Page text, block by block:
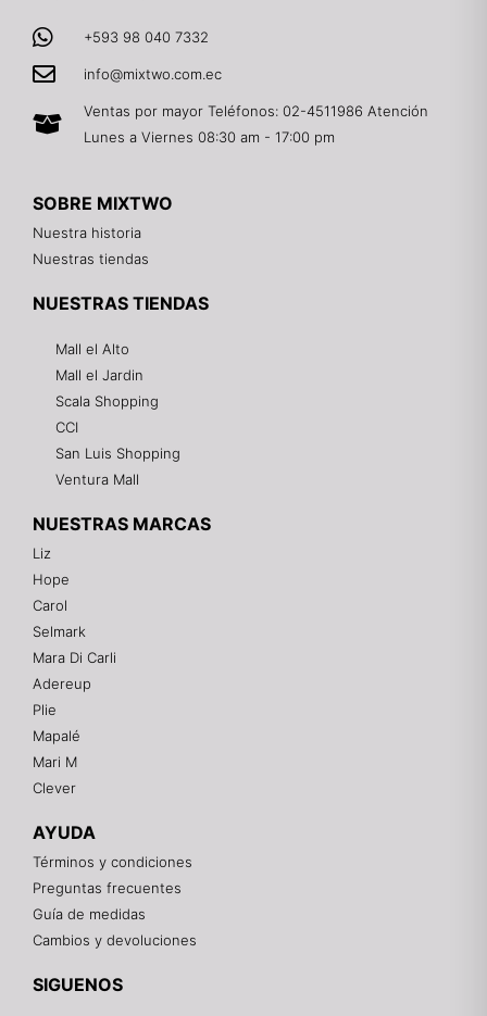
+593 98 040 7332
info@mixtwo.com.ec
Ventas por mayor Teléfonos: 02-4511986 Atención
Lunes a Viernes 08:30 am - 17:00 pm
SOBRE MIXTWO
Nuestra historia
Nuestras tiendas
NUESTRAS TIENDAS
Mall el Alto
Mall el Jardin
Scala Shopping
CCI
San Luis Shopping
Ventura Mall
NUESTRAS MARCAS
Liz
Hope
Carol
Selmark
Mara Di Carli
Adereup
Plie
Mapalé
Mari M
Clever
AYUDA
Términos y condiciones
Preguntas frecuentes
Guía de medidas
Cambios y devoluciones
SIGUENOS
¡Hola! 👋
Gracias por visitarnos. Te asesoramos
personalmente con tu compra: tallas, envíos y
pagos.
Recuerda: 10% de descuento en tu primera compra
Contáctanos por el canal que prefieras 💕
WhatsApp
Instagram